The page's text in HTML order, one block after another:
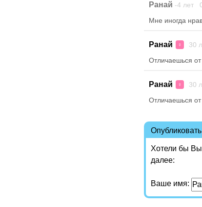
Ранай -4 лет
Мне иногда
Ранай ♀ 30
Отличаешься
Ранай ♀ 30
Отличаешься
Хотели бы Вы
далее:
Ваше имя: